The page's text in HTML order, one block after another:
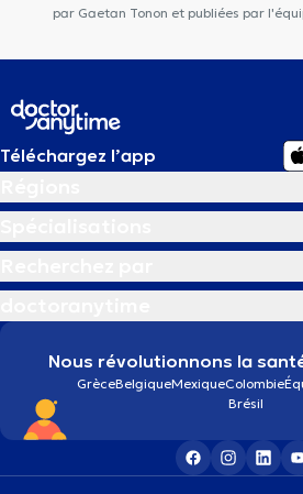
par Gaetan Tonon et publiées par
Téléchargez l’app
Nous révolutionnons la
GrèceBelgiqueMexiqueColombie
Brésil